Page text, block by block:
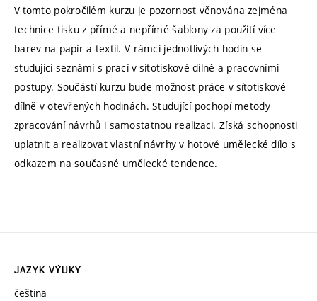
V tomto pokročilém kurzu je pozornost věnována zejména
technice tisku z přímé a nepřímé šablony za použití více
barev na papír a textil. V rámci jednotlivých hodin se
studující seznámí s prací v sítotiskové dílně a pracovními
postupy. Součástí kurzu bude možnost práce v sítotiskové
dílně v otevřených hodinách. Studující pochopí metody
zpracování návrhů i samostatnou realizaci. Získá schopnosti
uplatnit a realizovat vlastní návrhy v hotové umělecké dílo s
odkazem na současné umělecké tendence.
JAZYK VÝUKY
čeština